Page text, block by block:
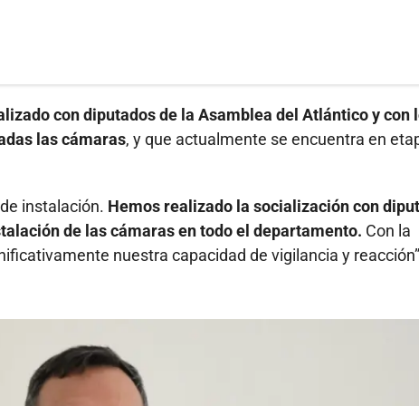
con diputados de la Asamblea del Atlántico y con
las cámaras, y que actualmente se encuentra en
instalación. Hemos realizado la socialización con
de las cámaras en todo el departamento. Con la
nuestra capacidad de vigilancia y